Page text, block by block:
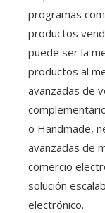
programas
productos
puede ser la
productos al
avanzadas de
o Handmade,
avanzadas de
comercio
solución
electrónico.